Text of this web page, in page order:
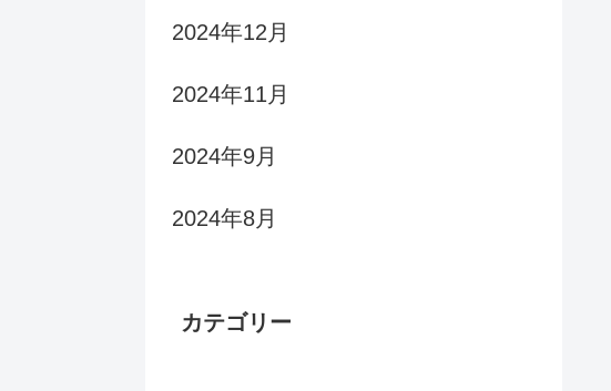
2024年12月
2024年11月
2024年9月
2024年8月
カテゴリー